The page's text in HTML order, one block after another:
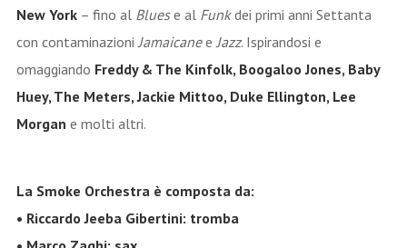
New York– fino al Bluese al Funkdei primi anni Settanta
con contaminazioniJamaicaneeJazz. Ispirandosi e
omaggiando Freddy & The Kinfolk, Boogaloo Jones, Baby
Huey, The Meters, Jackie Mittoo, Duke Ellington, Lee
Morgan e molti altri.
La Smoke Orchestra è composta da:
• Riccardo Jeeba Gibertini: tromba